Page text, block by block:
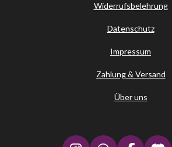
Widerrufsbelehrung
Datenschutz
Impressum
Zahlung & Versand
Über uns